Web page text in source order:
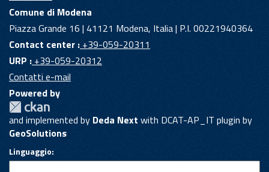
Comune di Modena
Piazza Grande 16 | 41121 Modena, Italia | P.I. 00221940364
Contact center : +39-059-20311
URP : +39-059-20312
Contatti e-mail
Powered by
and implemented by Deda Next with DCAT-AP_IT plugin by
GeoSolutions
Linguaggio